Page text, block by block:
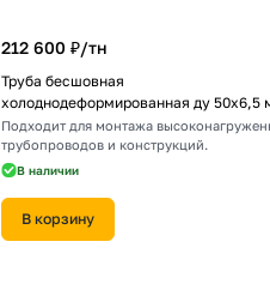
212 600 ₽/тн
Труба бесшовная
холоднодеформированная ду 50х6,5
Подходит для монтажа
трубопроводов и конструкций.
В наличии
В корзину